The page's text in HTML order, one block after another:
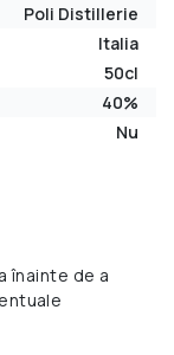
Poli Distillerie
Italia
50cl
40%
Nu
înainte de a